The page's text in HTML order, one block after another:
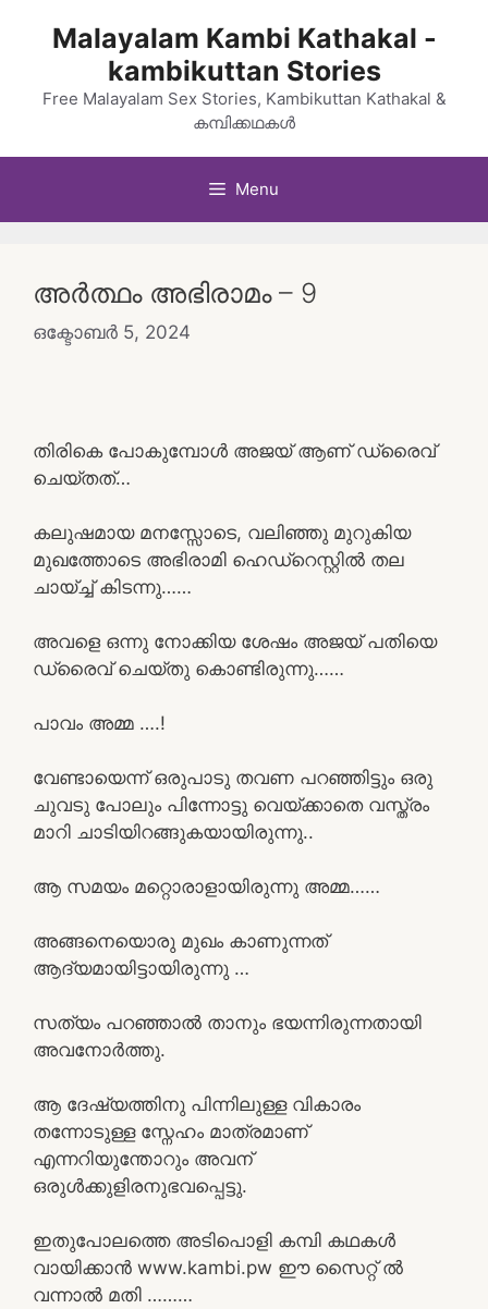
Malayalam Kambi Kathakal -
kambikuttan Stories
Free Malayalam Sex Stories, Kambikuttan Kathakal &
കമ്പിക്കഥകൾ
Menu
അർത്ഥം അഭിരാമം – 9
ഒക്ടോബർ 5, 2024
തിരികെ പോകുമ്പോൾ അജയ് ആണ് ഡ്രൈവ്
ചെയ്തത്…
കലുഷമായ മനസ്സോടെ, വലിഞ്ഞു മുറുകിയ
മുഖത്തോടെ അഭിരാമി ഹെഡ്റെസ്റ്റിൽ തല
ചായ്ച്ച് കിടന്നു……
അവളെ ഒന്നു നോക്കിയ ശേഷം അജയ് പതിയെ
ഡ്രൈവ് ചെയ്തു കൊണ്ടിരുന്നു……
പാവം അമ്മ ….!
വേണ്ടായെന്ന് ഒരുപാടു തവണ പറഞ്ഞിട്ടും ഒരു
ചുവടു പോലും പിന്നോട്ടു വെയ്ക്കാതെ വസ്ത്രം
മാറി ചാടിയിറങ്ങുകയായിരുന്നു..
ആ സമയം മറ്റൊരാളായിരുന്നു അമ്മ……
അങ്ങനെയൊരു മുഖം കാണുന്നത്
ആദ്യമായിട്ടായിരുന്നു …
സത്യം പറഞ്ഞാൽ താനും ഭയന്നിരുന്നതായി
അവനോർത്തു.
ആ ദേഷ്യത്തിനു പിന്നിലുള്ള വികാരം
തന്നോടുള്ള സ്നേഹം മാത്രമാണ്
എന്നറിയുന്തോറും അവന്
ഒരുൾക്കുളിരനുഭവപ്പെട്ടു.
ഇതുപോലത്തെ അടിപൊളി കമ്പി കഥകൾ
വായിക്കാൻ www.kambi.pw ഈ സൈറ്റ് ൽ
വന്നാൽ മതി ………